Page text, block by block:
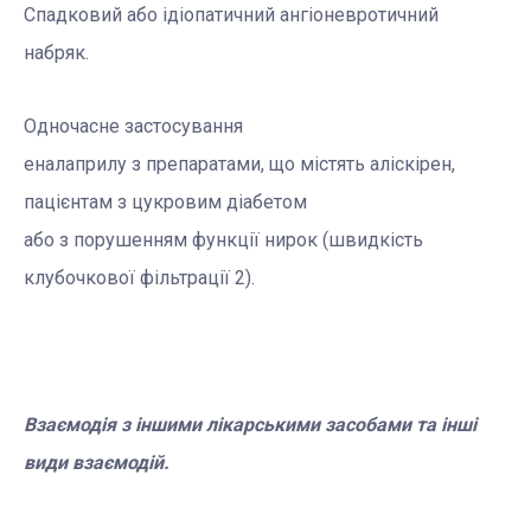
Спадковий або ідіопатичний ангіоневротичний
набряк.
Одночасне застосування
еналаприлу з препаратами, що містять аліскірен,
пацієнтам з цукровим діабетом
або з порушенням функції нирок (швидкість
клубочкової фільтрації 2).
Взаємодія з іншими лікарськими засобами та інші
види взаємодій.